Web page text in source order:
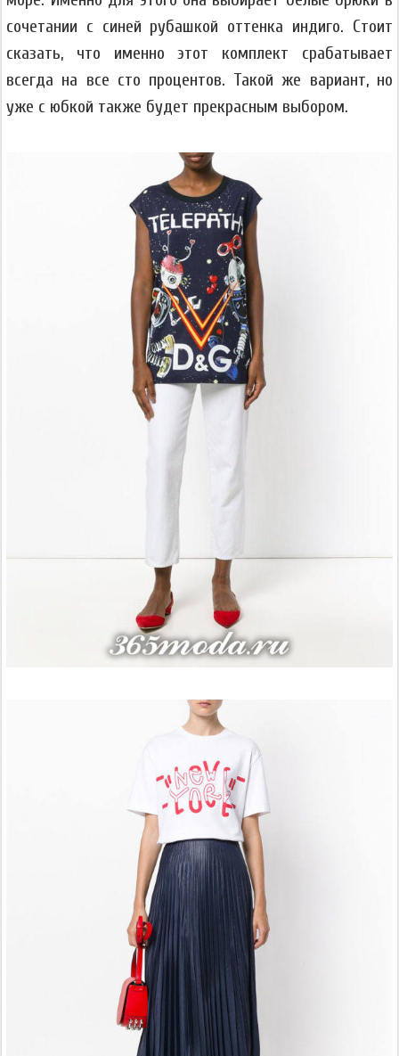
сочетании с синей рубашкой оттенка индиго. Стоит
сказать, что именно этот комплект срабатывает
всегда на все сто процентов. Такой же вариант, но
уже с юбкой также будет прекрасным выбором.